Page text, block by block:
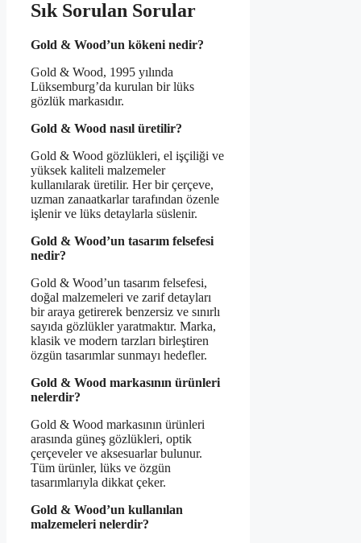
Sık Sorulan Sorular
Gold & Wood’un kökeni nedir?
Gold & Wood, 1995 yılında
Lüksemburg’da kurulan bir lüks
gözlük markasıdır.
Gold & Wood nasıl üretilir?
Gold & Wood gözlükleri, el işçiliği ve
yüksek kaliteli malzemeler
kullanılarak üretilir. Her bir çerçeve,
uzman zanaatkarlar tarafından özenle
işlenir ve lüks detaylarla süslenir.
Gold & Wood’un tasarım felsefesi
nedir?
Gold & Wood’un tasarım felsefesi,
doğal malzemeleri ve zarif detayları
bir araya getirerek benzersiz ve sınırlı
sayıda gözlükler yaratmaktır. Marka,
klasik ve modern tarzları birleştiren
özgün tasarımlar sunmayı hedefler.
Gold & Wood markasının ürünleri
nelerdir?
Gold & Wood markasının ürünleri
arasında güneş gözlükleri, optik
çerçeveler ve aksesuarlar bulunur.
Tüm ürünler, lüks ve özgün
tasarımlarıyla dikkat çeker.
Gold & Wood’un kullanılan
malzemeleri nelerdir?